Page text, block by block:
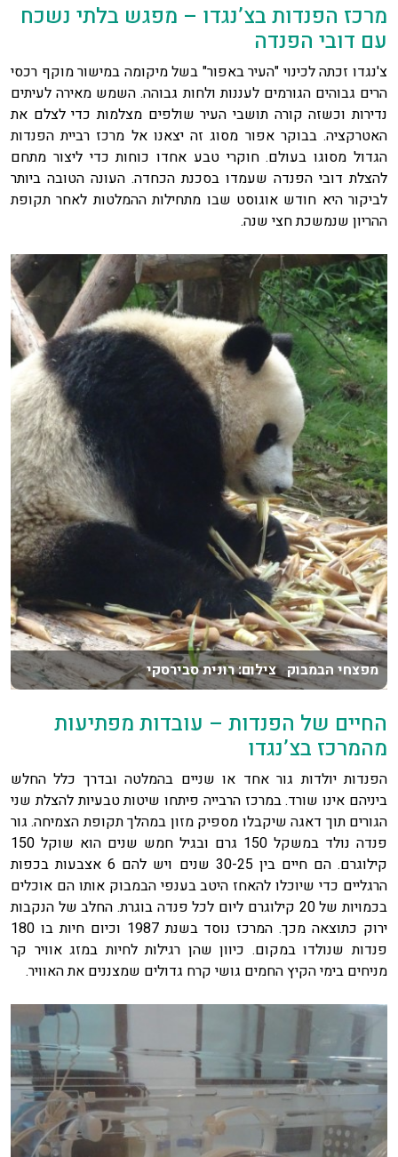
מרכז הפנדות בצ’נגדו – מפגש בלתי נשכח
עם דובי הפנדה
צ'נגדו זכתה לכינוי "העיר באפור" בשל מיקומה במישור מוקף רכסי
הרים גבוהים הגורמים לעננות ולחות גבוהה. השמש מאירה לעיתים
נדירות וכשזה קורה תושבי העיר שולפים מצלמות כדי לצלם את
האטרקציה. בבוקר אפור מסוג זה יצאנו אל מרכז רביית הפנדות
הגדול מסוגו בעולם. חוקרי טבע אחדו כוחות כדי ליצור מתחם
להצלת דובי הפנדה שעמדו בסכנת הכחדה. העונה הטובה ביותר
לביקור היא חודש אוגוסט שבו מתחילות ההמלטות לאחר תקופת
ההריון שנמשכת חצי שנה.
מפצחי הבמבוק צילום: רונית סבירסקי
החיים של הפנדות – עובדות מפתיעות
מהמרכז בצ’נגדו
הפנדות יולדות גור אחד או שניים בהמלטה ובדרך כלל החלש
ביניהם אינו שורד. במרכז הרבייה פיתחו שיטות טבעיות להצלת שני
הגורים תוך דאגה שיקבלו מספיק מזון במהלך תקופת הצמיחה. גור
פנדה נולד במשקל 150 גרם ובגיל חמש שנים הוא שוקל 150
קילוגרם. הם חיים בין 30-25 שנים ויש להם 6 אצבעות בכפות
הרגליים כדי שיוכלו להאחז היטב בענפי הבמבוק אותו הם אוכלים
בכמויות של 20 קילוגרם ליום לכל פנדה בוגרת. החלב של הנקבות
ירוק כתוצאה מכך. המרכז נוסד בשנת 1987 וכיום חיות בו 180
פנדות שנולדו במקום. כיוון שהן רגילות לחיות במזג אוויר קר
מניחים בימי הקיץ החמים גושי קרח גדולים שמצננים את האוויר.